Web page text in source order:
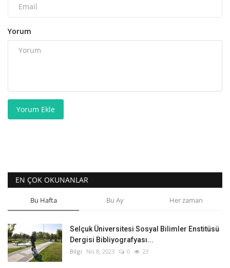
Yorum
Yorum Ekle
EN ÇOK OKUNANLAR
Bu Hafta Bu Ay Her zaman
Selçuk Üniversitesi Sosyal Bilimler Enstitüsü
Dergisi Bibliyografyası...
Bilgi Nis 8, 2023 0 23